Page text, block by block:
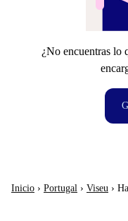
¿No encuentras lo
Inicio › Portugal › Viseu ›